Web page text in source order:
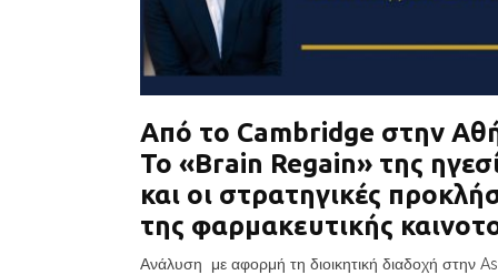
Από το Cambridge στην
Το «Brain Regain» της
και οι στρατηγικές
της φαρμακευτικής
Ανάλυση με αφορμή τη διοικητική διαδοχή στην